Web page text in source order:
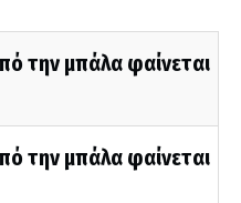
την μπάλα φαίνεται
την μπάλα φαίνεται